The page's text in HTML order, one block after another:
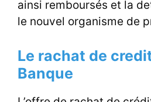
ainsi remboursés et la
le nouvel organisme de
Le rachat de
Banque